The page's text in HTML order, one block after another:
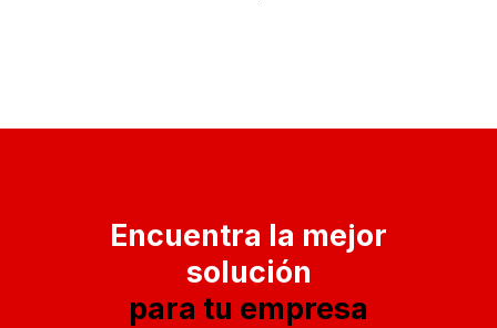
Encuentra la mejor
solución
para tu empresa